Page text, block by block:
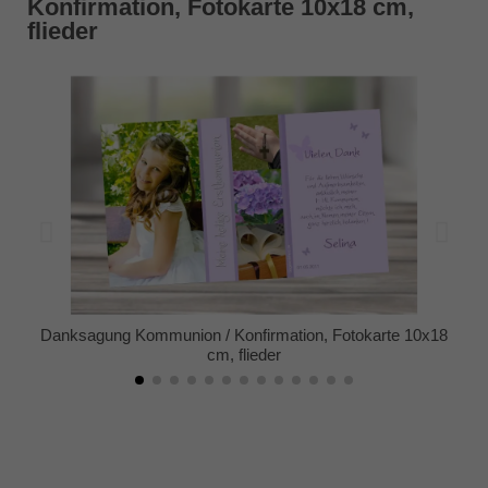
Konfirmation, Fotokarte 10x18 cm,
flieder
Danksagung Kommunion / Konfirmation, Fotokarte 10x18
cm, flieder